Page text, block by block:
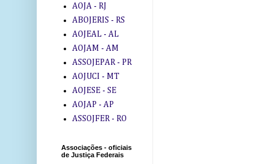
AOJA - RJ
ABOJERIS - RS
AOJEAL - AL
AOJAM - AM
ASSOJEPAR - PR
AOJUCI - MT
AOJESE - SE
AOJAP - AP
ASSOJFER - RO
Associações - oficiais
de Justiça Federais